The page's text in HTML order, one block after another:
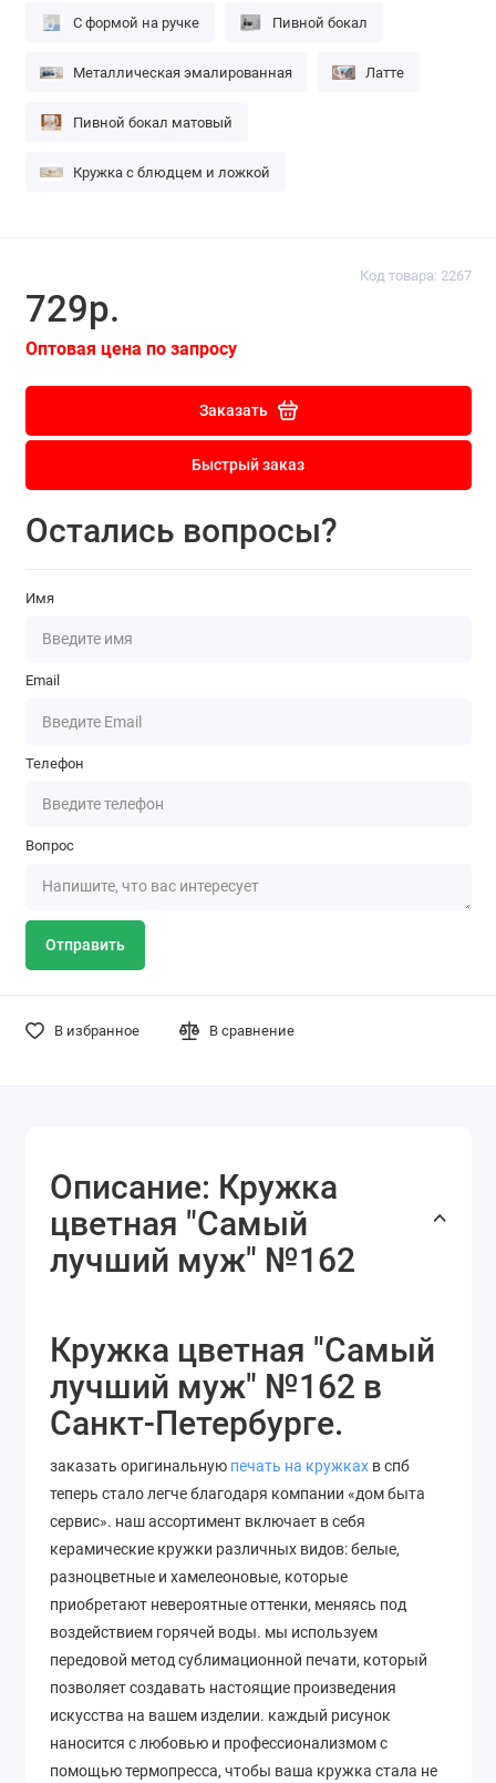
Код товара: 2267
729р.
Оптовая цена по запросу
Заказать
Быстрый заказ
Остались вопросы?
Имя
Email
Телефон
Вопрос
Отправить
В избранное В сравнение
С формой на ручке Пивной бокал
Металлическая эмалированная Латте
Пивной бокал матовый
Кружка с блюдцем и ложкой
Описание: Кружка
цветная "Самый
лучший муж" №162
Кружка цветная "Самый
лучший муж" №162 в
Санкт-Петербурге.
заказать оригинальную печать на кружках в спб
теперь стало легче благодаря компании «дом быта
сервис». наш ассортимент включает в себя
керамические кружки различных видов: белые,
разноцветные и хамелеоновые, которые
приобретают невероятные оттенки, меняясь под
воздействием горячей воды. мы используем
передовой метод сублимационной печати, который
позволяетсоздавать настоящие произведения
искусства на вашем изделии. каждый рисунок
наносится с любовью и профессионализмом с
помощью термопресса, чтобы ваша кружка стала не